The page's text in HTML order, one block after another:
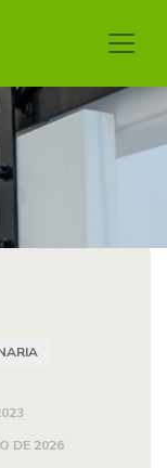
DE 2026